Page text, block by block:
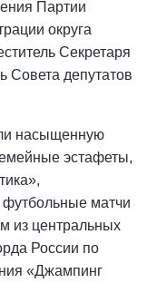
Партии
округа
Секретаря
Совета депутатов
насыщенную
эстафеты,
футбольные матчи
из центральных
России по
«Джампинг